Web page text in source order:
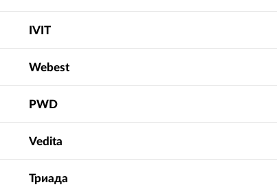
IVIT
Webest
PWD
Vedita
Триада